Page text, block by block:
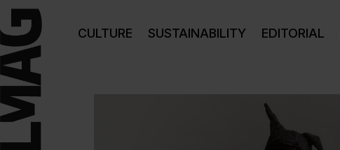
CULTURE SUSTAINABILITY EDITORIAL